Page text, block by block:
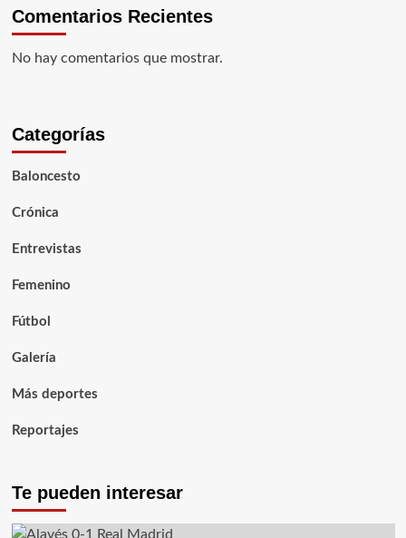
Comentarios Recientes
No hay comentarios que mostrar.
Categorías
Baloncesto
Crónica
Entrevistas
Femenino
Fútbol
Galería
Más deportes
Reportajes
Te pueden interesar